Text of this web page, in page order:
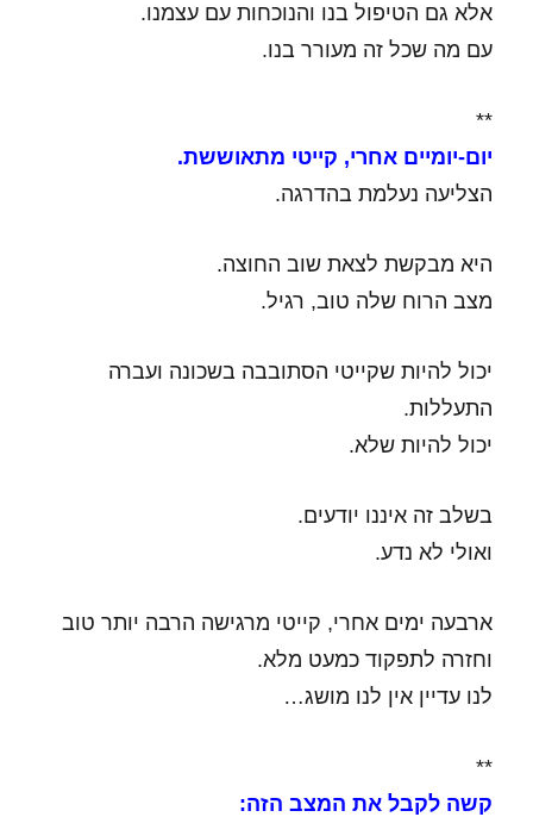
אלא גם הטיפול בנו והנוכחות עם עצמנו.
עם מה שכל זה מעורר בנו.
**
יום-יומיים אחרי, קייטי מתאוששת.
הצליעה נעלמת בהדרגה.
היא מבקשת לצאת שוב החוצה.
מצב הרוח שלה טוב, רגיל.
יכול להיות שקייטי הסתובבה בשכונה ועברה
התעללות.
יכול להיות שלא.
בשלב זה איננו יודעים.
ואולי לא נדע.
ארבעה ימים אחרי, קייטי מרגישה הרבה יותר טוב
וחזרה לתפקוד כמעט מלא.
לנו עדיין אין לנו מושג…
**
קשה לקבל את המצב הזה: